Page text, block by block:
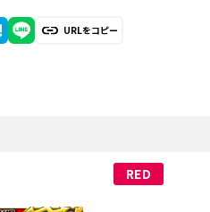
URLをコピー
RED